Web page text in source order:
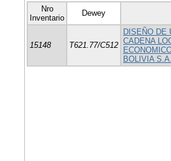
Nro
Inventario
Dewey
15148 T621.77/C512
DISEÑO DE
CADENA
BOLIVIA